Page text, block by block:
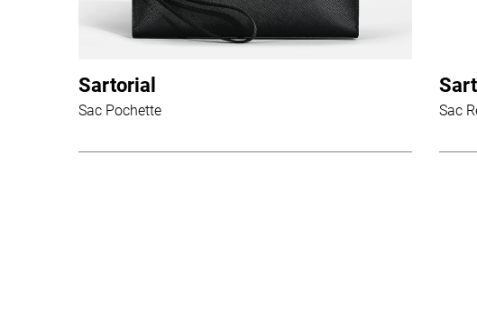
Sartorial
Sac Pochette Sac